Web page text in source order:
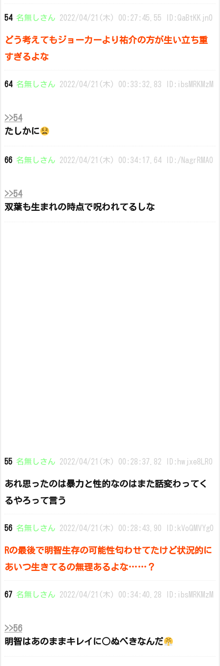
54 名無しさん 2022/04/21(木) 00:27:45.55 ID:QaBtKKjn0
どう考えてもジョーカーより祐介の方が生い立ち重
すぎるよな
64 名無しさん 2022/04/21(木) 00:33:32.83 ID:ibsMRKMzM
>>54
たしかに
66 名無しさん 2022/04/21(木) 00:34:17.64 ID:/NagrRMA0
>>54
双葉も生まれの時点で呪われてるしな
55 名無しさん 2022/04/21(木) 00:28:37.82 ID:hwjxe8LR0
あれ思ったのは暴力と性的なのはまた話変わってく
るやろって言う
56 名無しさん 2022/04/21(木) 00:28:43.90 ID:kVoQMVYg0
Rの最後で明智生存の可能性匂わせてたけど状況的に
あいつ生きてるの無理あるよな……？
67 名無しさん 2022/04/21(木) 00:34:40.28 ID:ibsMRKMzM
>>56
明智はあのままキレイに○ぬべきなんだ